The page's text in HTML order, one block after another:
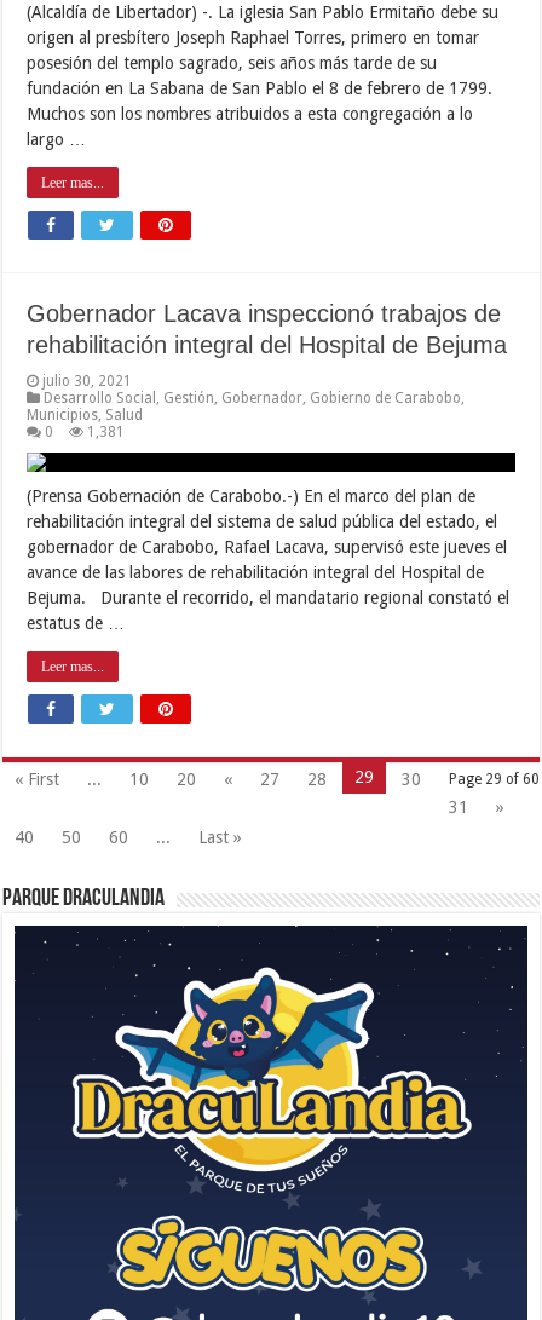
(Alcaldía de Libertador) -. La iglesia San Pablo Ermitaño debe su
origen al presbítero Joseph Raphael Torres, primero en tomar
posesión del templo sagrado, seis años más tarde de su
fundación en La Sabana de San Pablo el 8 de febrero de 1799.
Muchos son los nombres atribuidos a esta congregación a lo
largo …
Leer mas...
Gobernador Lacava inspeccionó trabajos de
rehabilitación integral del Hospital de Bejuma
julio 30, 2021
Desarrollo Social
Gestión Gobernador Gobierno de Carabobo
Municipios Salud
0
1,381
(Prensa Gobernación de Carabobo.-) En el marco del plan de
rehabilitación integral del sistema de salud pública del estado, el
gobernador de Carabobo, Rafael Lacava, supervisó este jueves el
avance de las labores de rehabilitación integral del Hospital de
Bejuma. Durante el recorrido, el mandatario regional constató el
estatus de …
Leer mas...
Page 29 of 60
« First ... 10 20 « 27 28 29
30
31
»
40
50 60 ... Last »
Parque Draculandia